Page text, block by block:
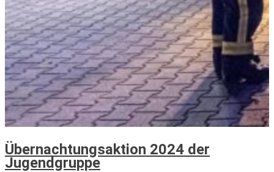
Übernachtungsaktion 2024 der
Jugendgruppe